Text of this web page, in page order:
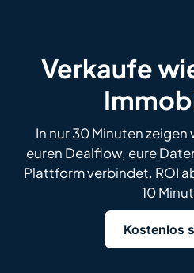
Verkaufe
In nur 30 Minuten
euren Dealflow, eure
Plattform verbindet. ROI
10
Kostenlos